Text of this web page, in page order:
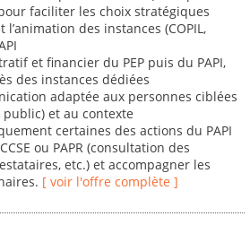
faciliter les choix stratégiques
des instances (COPIL,
et financier du PEP puis du PAPI,
des instances dédiées
adaptée aux personnes ciblées
et au contexte
certaines des actions du PAPI
ou PAPR (consultation des
etc.) et accompagner les
[ voir l'offre complète ]